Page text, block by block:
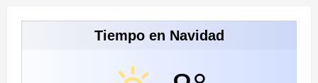
Tiempo en Navidad